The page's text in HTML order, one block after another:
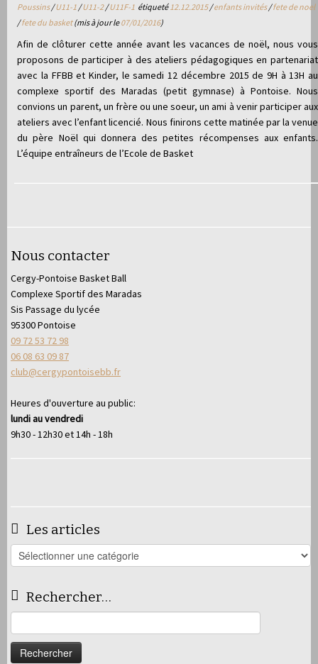
Poussins/U11-1 /U11-2/U11F-1 étiqueté12.12.2015/enfants invités/fete de noel
/fete du basket(mis à jour le07/01/2016)
Afin de clôturer cette année avant les vacances de noël, nous vous
proposons de participer à des ateliers pédagogiques en partenariat
avec la FFBB et Kinder, le samedi 12 décembre 2015 de 9H à 13H au
complexe sportif des Maradas (petit gymnase) à Pontoise. Nous
convions un parent, un frère ou une soeur, un ami à venir participer aux
ateliers avec l’enfant licencié. Nous finirons cette matinée par la venue
du père Noël qui donnera des petites récompenses aux enfants.
L’équipe entraîneurs de l’Ecole de Basket
Nous contacter
Cergy-Pontoise Basket Ball
Complexe Sportif des Maradas
Sis Passage du lycée
95300 Pontoise
09 72 53 72 98
06 08 63 09 87
club@cergypontoisebb.fr
Heures d'ouverture au public:
lundi au vendredi
9h30 - 12h30 et 14h - 18h
Les articles
Les
articles
Rechercher…